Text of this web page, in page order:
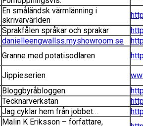
En småländsk värmlänning i
skrivarvärlden
Sprakfålen språkar och sprakar
danielleengwallss.myshowroom.se
Granne med potatisodlaren
Jippieserien
Bloggbyråbloggen
Tecknarverkstan
Jag cyklar hem från jobbet…
Malin K Eriksson – författare,